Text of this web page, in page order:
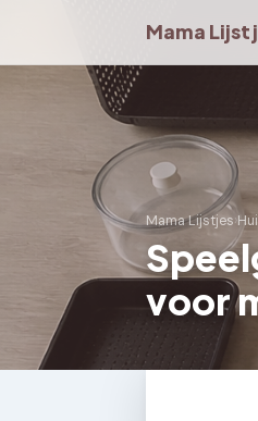
Mama
Mama Lijstjes›
voor